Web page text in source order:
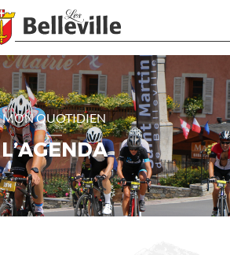
MON QUOTIDIEN
L’AGENDA